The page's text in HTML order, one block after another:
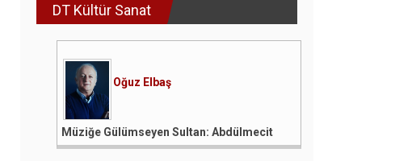
DT Kültür Sanat
Oğuz Elbaş
Müziğe Gülümseyen Sultan: Abdülmecit